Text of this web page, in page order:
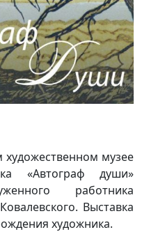
музее
«Автограф души»
работника
Выставка
художника.